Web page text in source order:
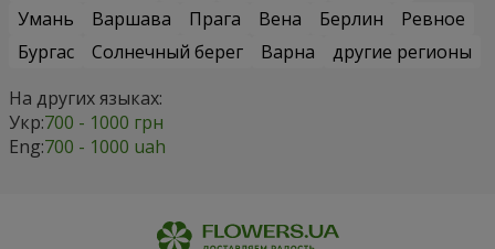
Умань
Варшава Прага Вена Берлин
Ревное
Бургас
Солнечный берег Варна
другие регионы
На других языках:
Укр:700 - 1000 грн
Eng:700 - 1000 uah